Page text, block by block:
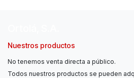
Nuestros productos
No tenemos venta directa a público.
Todos nuestros productos se pueden